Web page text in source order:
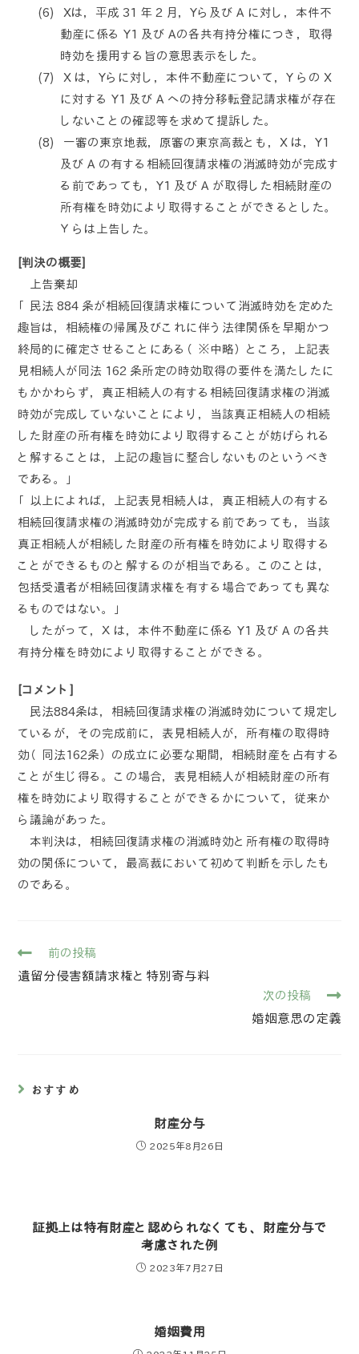
Xは，平成 31 年 2 月，Yら及び A に対し，本件不
動産に係る Y1 及び Aの各共有持分権につき，取得
時効を援用する旨の意思表示をした。
X は，Yらに対し，本件不動産について，Y らの X
に対する Y1 及び A への持分移転登記請求権が存在
しないことの確認等を求めて提訴した。
一審の東京地裁，原審の東京高裁とも，X は，Y1
及び A の有する相続回復請求権の消滅時効が完成す
る前であっても，Y1 及び A が取得した相続財産の
所有権を時効により取得することができるとした。
Ｙらは上告した。
[判決の概要]
上告棄却
「民法 884 条が相続回復請求権について消滅時効を定めた
趣旨は，相続権の帰属及びこれに伴う法律関係を早期かつ
終局的に確定させることにある（※中略）ところ，上記表
見相続人が同法 162 条所定の時効取得の要件を満たしたに
もかかわらず，真正相続人の有する相続回復請求権の消滅
時効が完成していないことにより，当該真正相続人の相続
した財産の所有権を時効により取得することが妨げられる
と解することは，上記の趣旨に整合しないものというべき
である。」
「以上によれば，上記表見相続人は，真正相続人の有する
相続回復請求権の消滅時効が完成する前であっても，当該
真正相続人が相続した財産の所有権を時効により取得する
ことができるものと解するのが相当である。このことは，
包括受遺者が相続回復請求権を有する場合であっても異な
るものではない。」
したがって，Ｘは，本件不動産に係る Y1 及び A の各共
有持分権を時効により取得することができる。
[コメント]
民法884条は，相続回復請求権の消滅時効について規定し
ているが，その完成前に，表見相続人が，所有権の取得時
効（同法162条）の成立に必要な期間，相続財産を占有する
ことが生じ得る。この場合，表見相続人が相続財産の所有
権を時効により取得することができるかについて，従来か
ら議論があった。
本判決は，相続回復請求権の消滅時効と所有権の取得時
効の関係について，最高裁において初めて判断を示したも
のである。
前の投稿
遺留分侵害額請求権と特別寄与料
次の投稿
婚姻意思の定義
おすすめ
財産分与
2025年8月26日
証拠上は特有財産と認められなくても、財産分与で
考慮された例
2023年7月27日
婚姻費用